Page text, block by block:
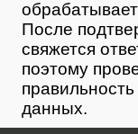
После
свяжется
поэтому
данных.